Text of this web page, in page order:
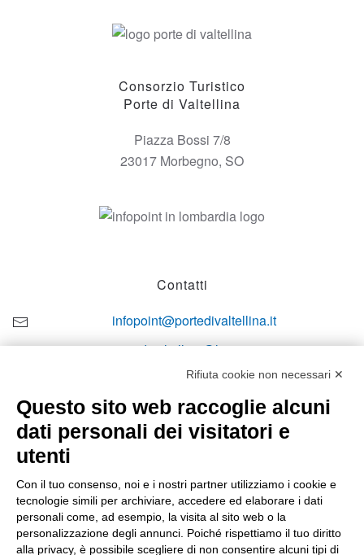
Consorzio Turistico
Porte di Valtellina
Piazza Bossi 7/8
23017 Morbegno, SO
Contatti
infopoint@portedivaltellina.it
portedivaltellina@lamiapec.it
+39 0342 601140
Lun-ven
08:00 – 12:10 / 14:00 – 18:10
Rifiuta cookie non necessari ✕
Questo sito web raccoglie alcuni
dati personali dei visitatori e
utenti
Con il tuo consenso, noi e i nostri partner utilizziamo i cookie e
tecnologie simili per archiviare, accedere ed elaborare i dati
personali come, ad esempio, la visita al sito web o la
personalizzazione degli annunci. Poiché rispettiamo il tuo diritto
alla privacy, è possibile scegliere di non consentire alcuni tipi di